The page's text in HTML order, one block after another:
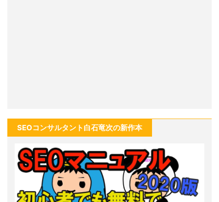
SEOコンサルタント白石竜次の新作本